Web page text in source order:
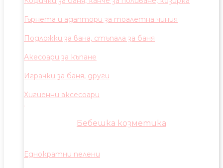
Гърнета и адаптори за тоалетна чиния
Подложки за вана, стъпала за баня
Акесоари за къпане
Играчки за баня, други
Хигиенни аксесоари
Бебешка козметика
Еднократни пелени